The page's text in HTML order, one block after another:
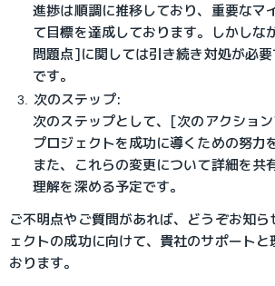
進捗は順調に推移しており、重要なマ
て目標を達成しております。しかしな
問題点]に関しては引き続き対処が必
です。
次のステップ:
次のステップとして、[次のアクション
プロジェクトを成功に導くための努力
また、これらの変更について詳細を共
理解を深める予定です。
ご不明点やご質問があれば、どうぞお知
ェクトの成功に向けて、貴社のサポート
おります。